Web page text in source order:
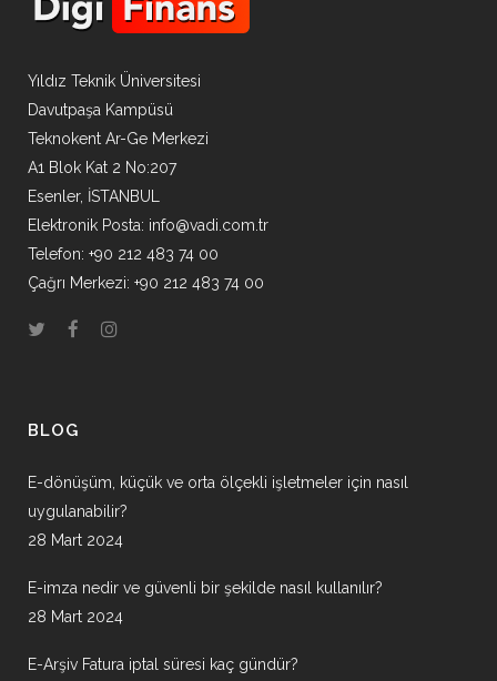
Yıldız Teknik Üniversitesi
Davutpaşa Kampüsü
Teknokent Ar-Ge Merkezi
A1 Blok Kat 2 No:207
Esenler, İSTANBUL
Elektronik Posta: info@vadi.com.tr
Telefon: +90 212 483 74 00
Çağrı Merkezi: +90 212 483 74 00
BLOG
E-dönüşüm, küçük ve orta ölçekli işletmeler için nasıl
uygulanabilir?
28 Mart 2024
E-imza nedir ve güvenli bir şekilde nasıl kullanılır?
28 Mart 2024
E-Arşiv Fatura iptal süresi kaç gündür?